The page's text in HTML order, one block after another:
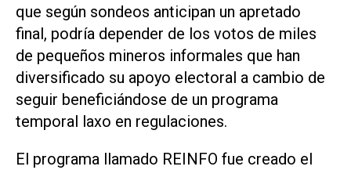
que según sondeos anticipan un apretado
final, podría depender de los votos de miles
de pequeños mineros informales que han
diversificado su apoyo electoral a cambio de
seguir beneficiándose de un programa
temporal laxo en regulaciones.
El programa llamado REINFO fue creado el